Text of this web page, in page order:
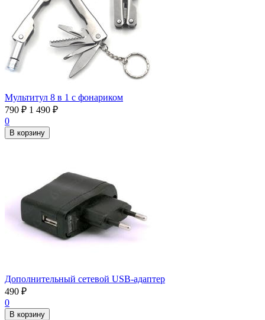
Мультитул 8 в 1 с фонариком
790 ₽ 1 490 ₽
0
В корзину
Дополнительный сетевой USB-адаптер
490 ₽
0
В корзину